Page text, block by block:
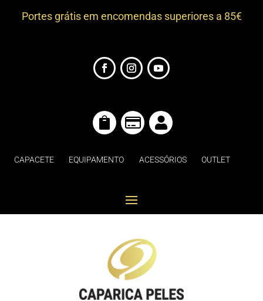
Portes grátis em encomendas superiores a 85€
  
CAPACETE EQUIPAMENTO ACESSÓRIOS OUTLET